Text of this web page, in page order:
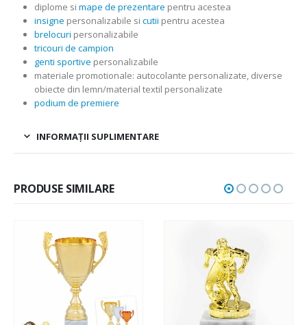
diplome si mape de prezentare pentru acestea
insigne personalizabile si cutii pentru acestea
brelocuri personalizabile
tricouri de campion
genti sportive personalizabile
materiale promotionale: autocolante personalizate, diverse
obiecte din lemn/material textil personalizate
podium de premiere
INFORMAȚII SUPLIMENTARE
PRODUSE SIMILARE